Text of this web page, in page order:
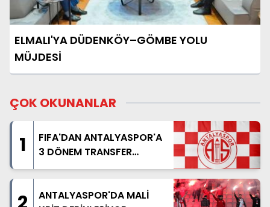
ELMALI'YA DÜDENKÖY–GÖMBE YOLU
MÜJDESİ
ÇOK OKUNANLAR
1
FIFA'DAN ANTALYASPOR'A
3 DÖNEM TRANSFER
YASAĞI
ANTALYASPOR'DA MALİ